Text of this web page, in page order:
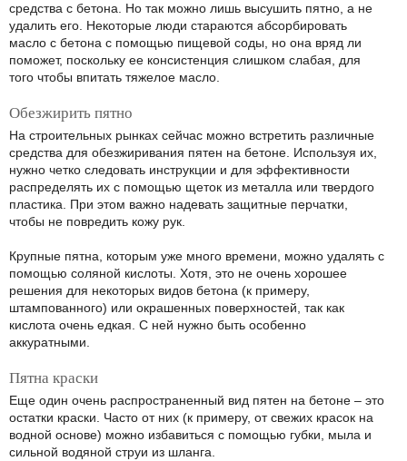
средства с бетона. Но так можно лишь высушить пятно, а не
удалить его. Некоторые люди стараются абсорбировать
масло с бетона с помощью пищевой соды, но она вряд ли
поможет, поскольку ее консистенция слишком слабая, для
того чтобы впитать тяжелое масло.
Обезжирить пятно
На строительных рынках сейчас можно встретить различные
средства для обезжиривания пятен на бетоне. Используя их,
нужно четко следовать инструкции и для эффективности
распределять их с помощью щеток из металла или твердого
пластика. При этом важно надевать защитные перчатки,
чтобы не повредить кожу рук.
Крупные пятна, которым уже много времени, можно удалять с
помощью соляной кислоты. Хотя, это не очень хорошее
решения для некоторых видов бетона (к примеру,
штампованного) или окрашенных поверхностей, так как
кислота очень едкая. С ней нужно быть особенно
аккуратными.
Пятна краски
Еще один очень распространенный вид пятен на бетоне – это
остатки краски. Часто от них (к примеру, от свежих красок на
водной основе) можно избавиться с помощью губки, мыла и
сильной водяной струи из шланга.